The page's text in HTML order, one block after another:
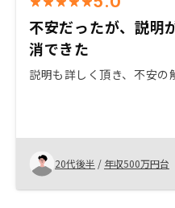
不安だったが、説明
消できた
説明も詳しく頂き、不安の
20代後半 / 年収500万円台